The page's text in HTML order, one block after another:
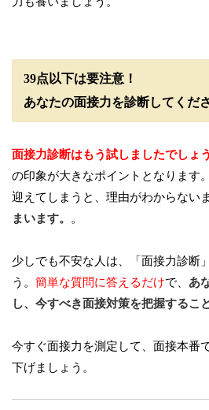
39点以下は要注意！
あなたの面接力を診断してくだ
面接力診断はもう試しましたでしょ
の印象が大きなポイントとなります
迎えてしまうと、理由がわからない
まいます。 。
少しでも不安な人は、「面接力診断
う。 簡単な質問に答えるだけで、 あ
し、今すべき面接対策を把握するこ
今すぐ面接力を測定して、面接本番
下げましょう。